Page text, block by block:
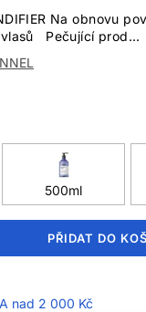
Na obnovu
Pečující prod...
500ml
PŘIDAT DO
nad 2 000 Kč